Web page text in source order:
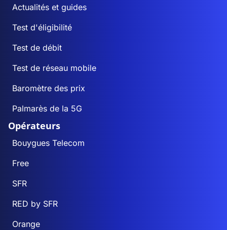
Actualités et guides
Test d'éligibilité
Test de débit
Test de réseau mobile
Baromètre des prix
Palmarès de la 5G
Opérateurs
Bouygues Telecom
Free
SFR
RED by SFR
Orange